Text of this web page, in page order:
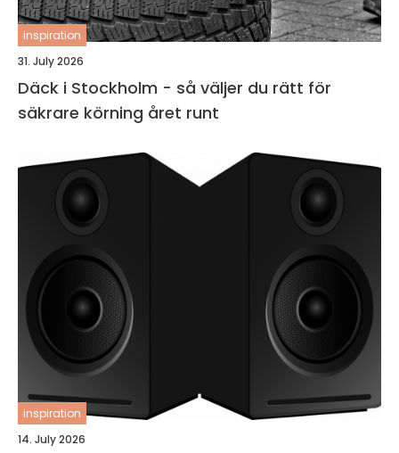
inspiration
31. July 2026
Däck i Stockholm - så väljer du rätt för
säkrare körning året runt
inspiration
14. July 2026